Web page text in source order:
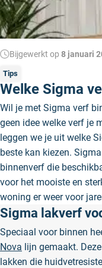
Bijgewerkt op 8 januari
Tips
Welke Sigma
Wil je met Sigma verf
geen idee welke verf je
leggen we je uit welke
beste kan kiezen.
binnenverf die
voor het mooiste en
woning er weer voor
Sigma lakverf
Speciaal voor binnen
Nova lijn gemaakt.
lakken die